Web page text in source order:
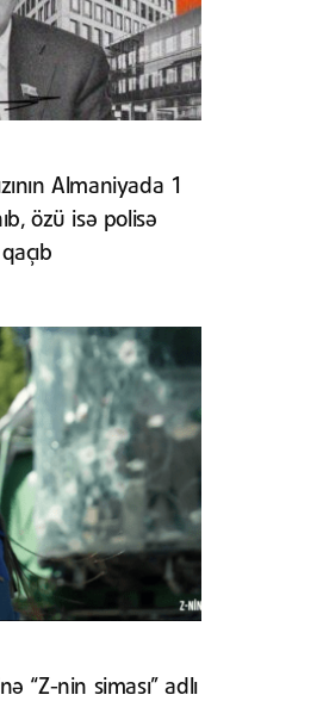
Almaniyada 1
özü isə polisə
“Z-nin siması” adlı